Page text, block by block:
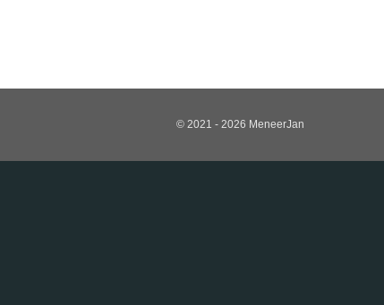
© 2021 - 2026 MeneerJan